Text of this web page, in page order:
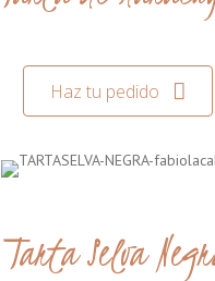
Haz tu pedido
Tarta Selva